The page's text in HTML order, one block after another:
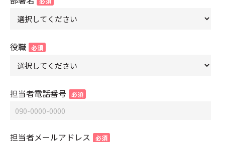
役職
担当者電話番号
担当者メールアドレス